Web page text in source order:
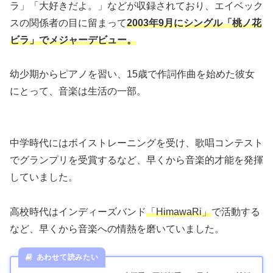
ラ」「大好きだよ。」などが収録されており、エイベック
スの関係者の目に留まって2003年9月にシングル「桃ノ花
ビラ」でメジャーデビュー。
幼少期からピアノを習い、15歳で作詞作曲を始めた彼女
にとって、音楽は生活の一部。
中学時代にはボイストレーニングを受け、歌唱コンテスト
でグランプリを受賞するなど、早くから音楽的才能を発揮
していました。
高校時代はインディーズバンド「HimawaRi」で活動する
など、早くから音楽への情熱を磨いていました。